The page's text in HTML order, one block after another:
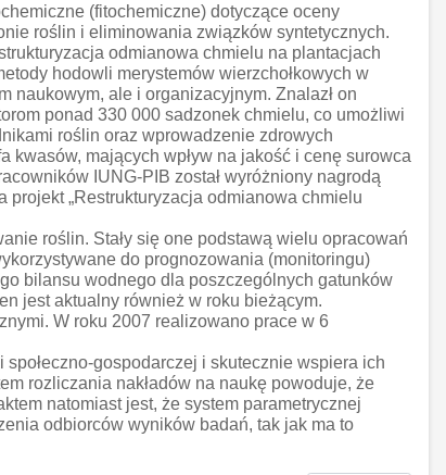
(fitochemiczne) dotyczące oceny
roślin i eliminowania związków syntetycznych.
odmianowa chmielu na plantacjach
hodowli merystemów wierzchołkowych w
naukowym, ale i organizacyjnym. Znalazł on
ponad 330 000 sadzonek chmielu, co umożliwi
roślin oraz wprowadzenie zdrowych
mających wpływ na jakość i cenę surowca
IUNG-PIB został wyróżniony nagrodą
„Restrukturyzacja odmianowa chmielu
roślin. Stały się one podstawą wielu opracowań
do prognozowania (monitoringu)
bilansu wodnego dla poszczególnych gatunków
jest aktualny również w roku bieżącym.
W roku 2007 realizowano prace w 6
gospodarczej i skutecznie wspiera ich
rozliczania nakładów na naukę powoduje, że
natomiast jest, że system parametrycznej
odbiorców wyników badań, tak jak ma to